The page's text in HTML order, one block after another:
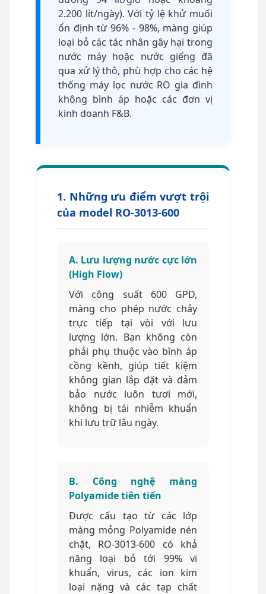
2.200 lít/ngày). Với tỷ lệ khử muối
ổn định từ 96% - 98%, màng giúp
loại bỏ các tác nhân gây hại trong
nước máy hoặc nước giếng đã
qua xử lý thô, phù hợp cho các hệ
thống máy lọc nước RO gia đình
không bình áp hoặc các đơn vị
kinh doanh F&B.
1. Những ưu điểm vượt trội
của model RO-3013-600
A. Lưu lượng nước cực lớn
(High Flow)
Với công suất 600 GPD,
màng cho phép nước chảy
trực tiếp tại vòi với lưu
lượng lớn. Bạn không còn
phải phụ thuộc vào bình áp
cồng kềnh, giúp tiết kiệm
không gian lắp đặt và đảm
bảo nước luôn tươi mới,
không bị tái nhiễm khuẩn
khi lưu trữ lâu ngày.
B. Công nghệ màng
Polyamide tiên tiến
Được cấu tạo từ các lớp
màng mỏng Polyamide nén
chặt, RO-3013-600 có khả
năng loại bỏ tới 99% vi
khuẩn, virus, các ion kim
loại nặng và các tạp chất